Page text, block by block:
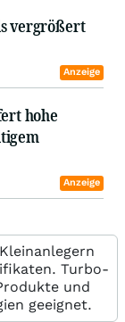
vergrößert
Anzeige
hohe
Anzeige
Turbo-
und
geeignet.